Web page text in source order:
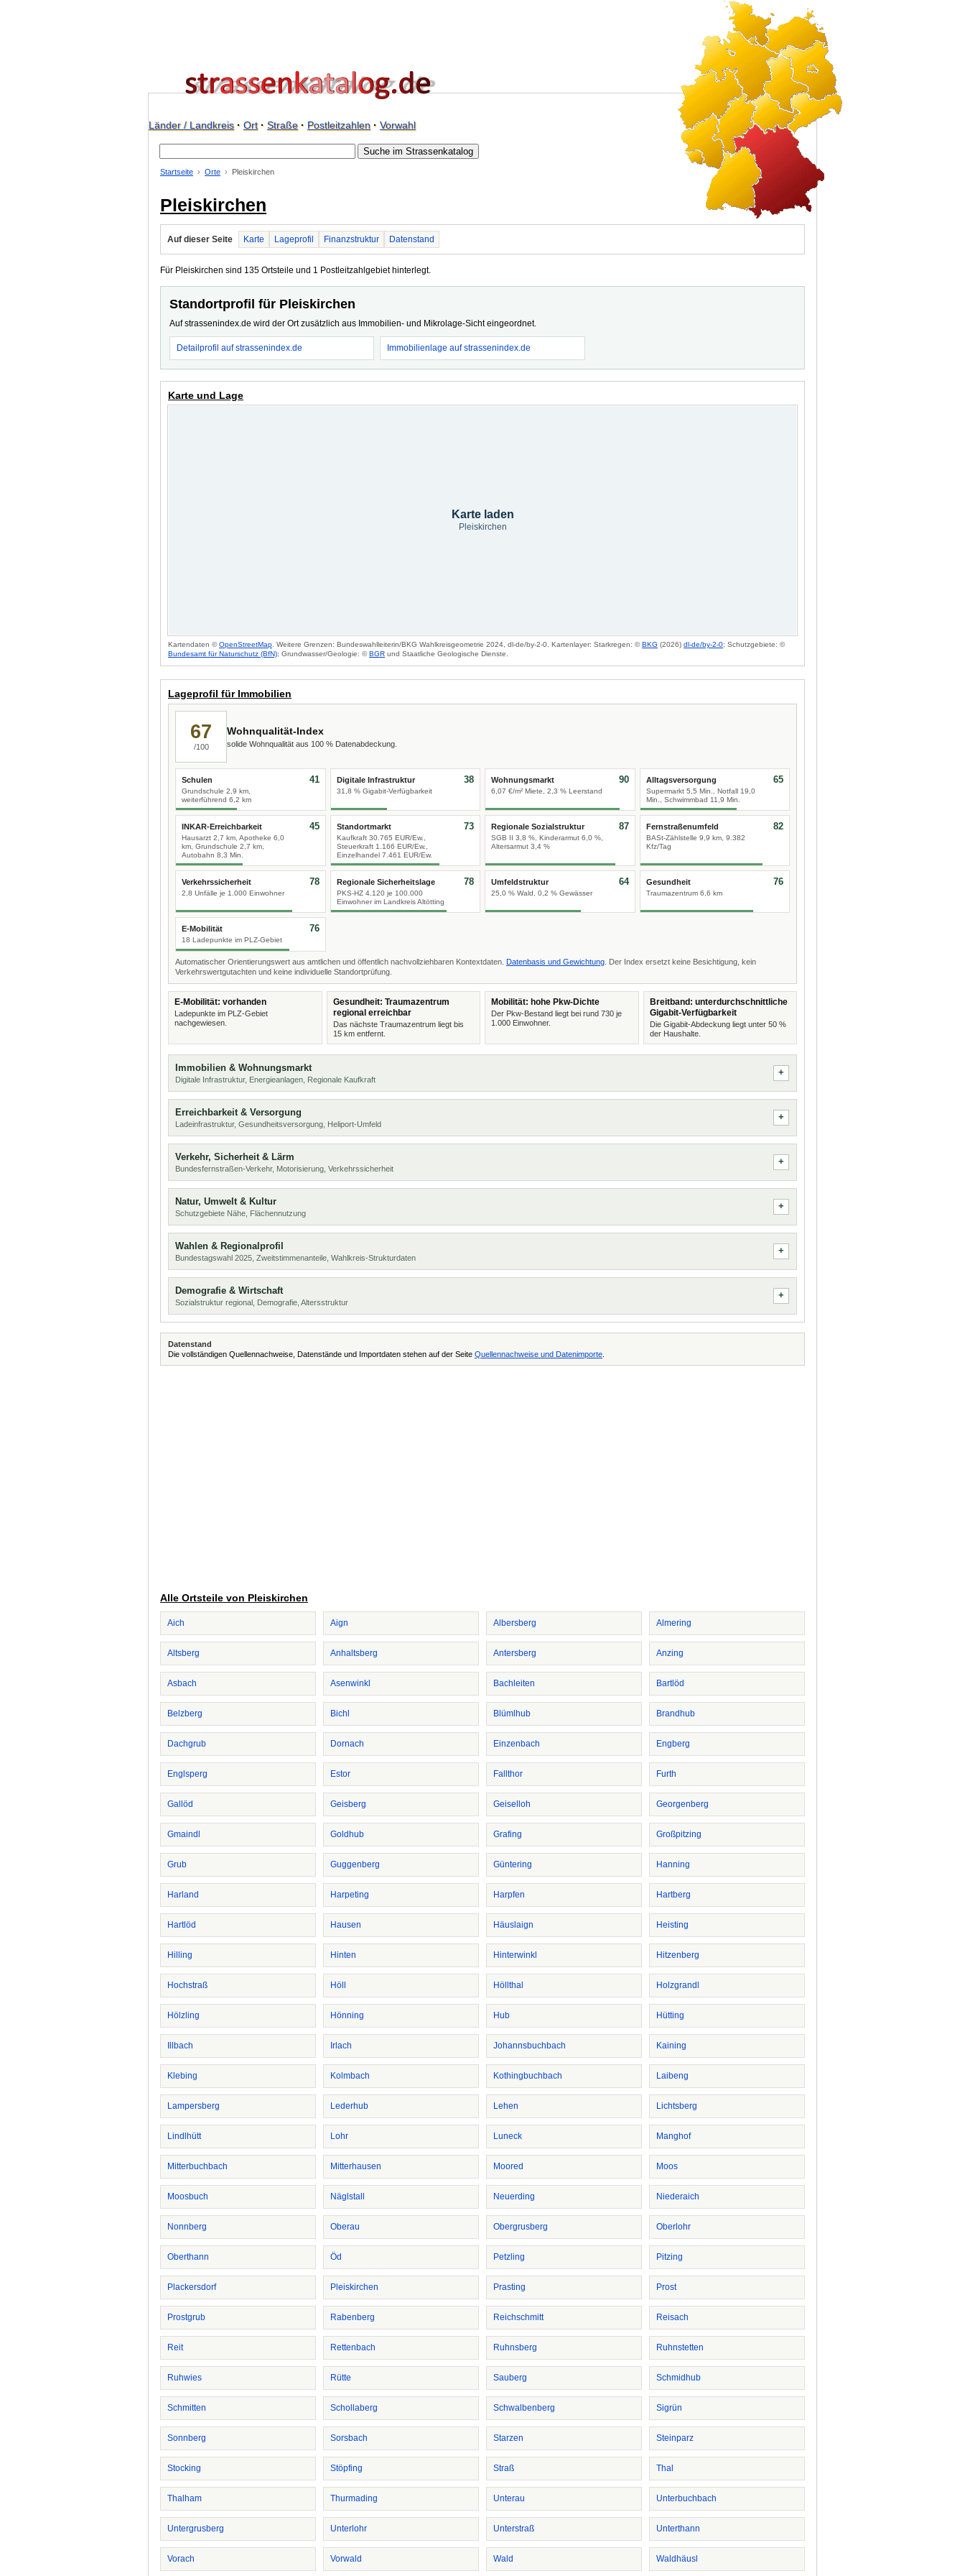
Länder / Landkreis· Ort· Straße· Postleitzahlen· Vorwahl
Startseite Orte Pleiskirchen
Pleiskirchen
Auf dieser Seite Karte Lageprofil Finanzstruktur Datenstand
Für Pleiskirchen sind 135 Ortsteile und 1 Postleitzahlgebiet hinterlegt.
Standortprofil für Pleiskirchen
Auf strassenindex.de wird der Ort zusätzlich aus Immobilien- und Mikrolage-Sicht eingeordnet.
Detailprofil auf strassenindex.de Immobilienlage auf strassenindex.de
Karte und Lage
Karte laden
Pleiskirchen
Kartendaten ©OpenStreetMap . Weitere Grenzen: Bundeswahlleiterin/BKG Wahlkreisgeometrie 2024, dl-de/by-2-0. Kartenlayer: Starkregen: ©BKG (2026) dl-de/by-2-0; Schutzgebiete: ©
Bundesamt für Naturschutz (BfN); Grundwasser/Geologie: ©BGR und Staatliche Geologische Dienste.
Lageprofil für Immobilien
67
/100
Wohnqualität-Index
solide Wohnqualität aus 100 % Datenabdeckung.
Schulen
Grundschule 2,9 km,
weiterführend 6,2 km
41 Digitale Infrastruktur
31,8 % Gigabit-Verfügbarkeit
38 Wohnungsmarkt
6,07 €/m² Miete, 2,3 % Leerstand
90 Alltagsversorgung
Supermarkt 5,5 Min., Notfall 19,0
Min., Schwimmbad 11,9 Min.
65
INKAR-Erreichbarkeit
Hausarzt 2,7 km, Apotheke 6,0
km, Grundschule 2,7 km,
Autobahn 8,3 Min.
45 Standortmarkt
Kaufkraft 30.765 EUR/Ew.,
Steuerkraft 1.166 EUR/Ew.,
Einzelhandel 7.461 EUR/Ew.
73 Regionale Sozialstruktur
SGB II 3,8 %, Kinderarmut 6,0 %,
Altersarmut 3,4 %
87 Fernstraßenumfeld
BASt-Zählstelle 9,9 km, 9.382
Kfz/Tag
82
Verkehrssicherheit
2,8 Unfälle je 1.000 Einwohner
78 Regionale Sicherheitslage
PKS-HZ 4.120 je 100.000
Einwohner im Landkreis Altötting
78 Umfeldstruktur
25,0 % Wald, 0,2 % Gewässer
64 Gesundheit
Traumazentrum 6,6 km
76
E-Mobilität
18 Ladepunkte im PLZ-Gebiet
76
Automatischer Orientierungswert aus amtlichen und öffentlich nachvollziehbaren Kontextdaten. Datenbasis und Gewichtung . Der Index ersetzt keine Besichtigung, kein
Verkehrswertgutachten und keine individuelle Standortprüfung.
E-Mobilität: vorhanden
Ladepunkte im PLZ-Gebiet
nachgewiesen.
Gesundheit: Traumazentrum
regional erreichbar
Das nächste Traumazentrum liegt bis
15 km entfernt.
Mobilität: hohe Pkw-Dichte
Der Pkw-Bestand liegt bei rund 730 je
1.000 Einwohner.
Breitband: unterdurchschnittliche
Gigabit-Verfügbarkeit
Die Gigabit-Abdeckung liegt unter 50 %
der Haushalte.
Immobilien & Wohnungsmarkt
Digitale Infrastruktur, Energieanlagen, Regionale Kaufkraft
Erreichbarkeit & Versorgung
Ladeinfrastruktur, Gesundheitsversorgung, Heliport-Umfeld
Verkehr, Sicherheit & Lärm
Bundesfernstraßen-Verkehr, Motorisierung, Verkehrssicherheit
Natur, Umwelt & Kultur
Schutzgebiete Nähe, Flächennutzung
Wahlen & Regionalprofil
Bundestagswahl 2025, Zweitstimmenanteile, Wahlkreis-Strukturdaten
Demografie & Wirtschaft
Sozialstruktur regional, Demografie, Altersstruktur
Datenstand
Die vollständigen Quellennachweise, Datenstände und Importdaten stehen auf der Seite Quellennachweise und Datenimporte
Alle Ortsteile von Pleiskirchen
Aich Aign Albersberg Almering
Altsberg Anhaltsberg Antersberg Anzing
Asbach Asenwinkl Bachleiten Bartlöd
Belzberg Bichl Blümlhub Brandhub
Dachgrub Dornach Einzenbach Engberg
Englsperg Estor Fallthor Furth
Gallöd Geisberg Geiselloh Georgenberg
Gmaindl Goldhub Grafing Großpitzing
Grub Guggenberg Güntering Hanning
Harland Harpeting Harpfen Hartberg
Hartlöd Hausen Häuslaign Heisting
Hilling Hinten Hinterwinkl Hitzenberg
Hochstraß Höll Höllthal Holzgrandl
Hölzling Hönning Hub Hütting
Illbach Irlach Johannsbuchbach Kaining
Klebing Kolmbach Kothingbuchbach Laibeng
Lampersberg Lederhub Lehen Lichtsberg
Lindlhütt Lohr Luneck Manghof
Mitterbuchbach Mitterhausen Moored Moos
Moosbuch Näglstall Neuerding Niederaich
Nonnberg Oberau Obergrusberg Oberlohr
Oberthann Öd Petzling Pitzing
Plackersdorf Pleiskirchen Prasting Prost
Prostgrub Rabenberg Reichschmitt Reisach
Reit Rettenbach Ruhnsberg Ruhnstetten
Ruhwies Rütte Sauberg Schmidhub
Schmitten Schollaberg Schwalbenberg Sigrün
Sonnberg Sorsbach Starzen Steinparz
Stocking Stöpfing Straß Thal
Thalham Thurmading Unterau Unterbuchbach
Untergrusberg Unterlohr Unterstraß Unterthann
Vorach Vorwald Wald Waldhäusl